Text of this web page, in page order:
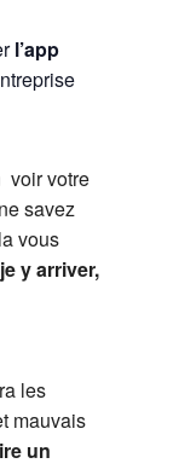
l’app
voir votre
savez
vous
y arriver,
les
mauvais
un